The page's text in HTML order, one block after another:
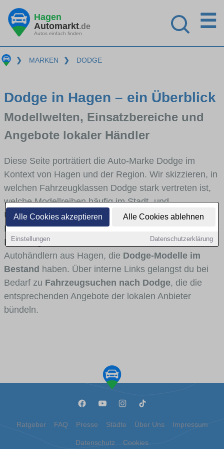
Alle Cookies akzeptieren Alle Cookies ablehnen
Einstellungen Datenschutzerklärung
Hagen
Automarkt.de
Autos einfach finden
☰
❯ MARKEN ❯ DODGE
Dodge in Hagen – ein Überblick
Modellwelten, Einsatzbereiche und
Angebote lokaler Händler
Diese Seite porträtiert die Auto-Marke Dodge im
Kontext von Hagen und der Region. Wir skizzieren, in
welchen Fahrzeugklassen Dodge stark vertreten ist,
welche Modellreihen häufig im Stadt- und
Umlandverkehr zu sehen sind und für welche
Fahrertypen die Marke interessant ist. Viele
Fahrzeuge stammen von Autohäusern und
Autohändlern aus Hagen, die Dodge-Modelle im
Bestand haben. Über interne Links gelangst du bei
Bedarf zu Fahrzeugsuchen nach Dodge, die die
entsprechenden Angebote der lokalen Anbieter
bündeln.
Ratgeber FAQ Presse Städte Über Uns Impressum
Datenschutz Cookies